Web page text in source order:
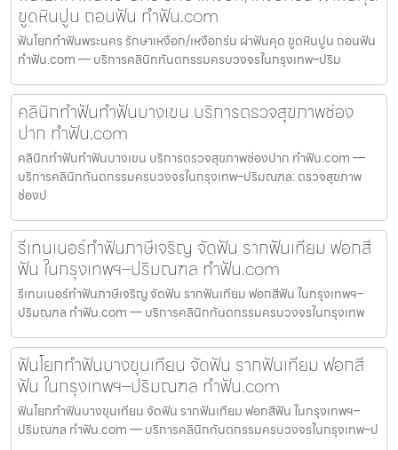
ขูดหินปูน ถอนฟัน ทำฟัน.com
ฟันโยกทำฟันพระนคร รักษาเหงือก/เหงือกร่น ผ่าฟันคุด ขูดหินปูน ถอนฟัน
ทำฟัน.com — บริการคลินิกทันตกรรมครบวงจรในกรุงเทพ–ปริม
คลินิกทำฟันทำฟันบางเขน บริการตรวจสุขภาพช่อง
ปาก ทำฟัน.com
คลินิกทำฟันทำฟันบางเขน บริการตรวจสุขภาพช่องปาก ทำฟัน.com —
บริการคลินิกทันตกรรมครบวงจรในกรุงเทพ–ปริมณฑล: ตรวจสุขภาพ
ช่องป
รีเทนเนอร์ทำฟันภาษีเจริญ จัดฟัน รากฟันเทียม ฟอกสี
ฟัน ในกรุงเทพฯ–ปริมณฑล ทำฟัน.com
รีเทนเนอร์ทำฟันภาษีเจริญ จัดฟัน รากฟันเทียม ฟอกสีฟัน ในกรุงเทพฯ–
ปริมณฑล ทำฟัน.com — บริการคลินิกทันตกรรมครบวงจรในกรุงเทพ
ฟันโยกทำฟันบางขุนเทียน จัดฟัน รากฟันเทียม ฟอกสี
ฟัน ในกรุงเทพฯ–ปริมณฑล ทำฟัน.com
ฟันโยกทำฟันบางขุนเทียน จัดฟัน รากฟันเทียม ฟอกสีฟัน ในกรุงเทพฯ–
ปริมณฑล ทำฟัน.com — บริการคลินิกทันตกรรมครบวงจรในกรุงเทพ–ป